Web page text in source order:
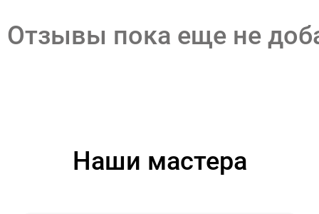
Отзывы пока еще не
Наши мастера